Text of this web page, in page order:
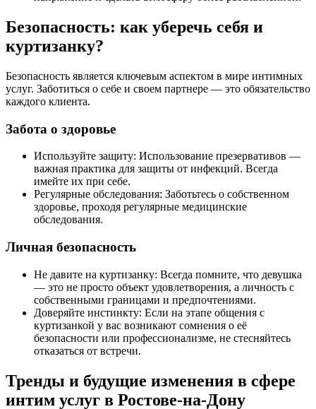
Безопасность: как уберечь себя и
куртизанку?
Безопасность является ключевым аспектом в мире интимных
услуг. Заботиться о себе и своем партнере — это обязательство
каждого клиента.
Забота о здоровье
Используйте защиту: Использование презервативов —
важная практика для защиты от инфекций. Всегда
имейте их при себе.
Регулярные обследования: Заботьтесь о собственном
здоровье, проходя регулярные медицинские
обследования.
Личная безопасность
Не давите на куртизанку: Всегда помните, что девушка
— это не просто объект удовлетворения, а личность с
собственными границами и предпочтениями.
Доверяйте инстинкту: Если на этапе общения с
куртизанкой у вас возникают сомнения о её
безопасности или профессионализме, не стесняйтесь
отказаться от встречи.
Тренды и будущие изменения в сфере
интим услуг в Ростове-на-Дону